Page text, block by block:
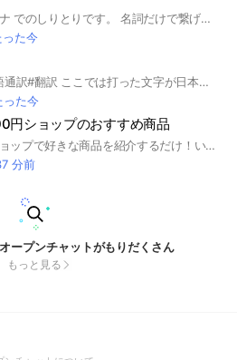
ーチ、商業サイトへの誘導、わいせ
、著作権や肖像権を侵害する行為等
ください。また、LINEやサービスに
ては、本オープンチャット上での回
。 今すぐ回答が欲しい
ブアカウントは随時質問を受け付け
限がありますが回答はすぐに返しま
さい。https://lin.ee/T3nfGRd
ひらがな、カタカナ でのしりとりです。 名詞だけで繋げます。しりとり しりとり#しりとり#しりとりゲーム
った今
#英語通訳 #日本語通訳#翻訳 ここでは打った文字が日本語なら英語、英語なら日本語に通訳されます。宿題、学びたいことを気軽に学べます。楽しんでください
った今
円ショップのおすすめ商品
会話なしで百円ショップで好きな商品を紹介するだけ！いい商品に出会えますように！ #DAISO #ダイソー #seria #セリア #cando #キャンドゥ #雑貨 #ワンコイン #100均 #100円 #百均
分前
ープンチャットがもりだくさん
もっと見る